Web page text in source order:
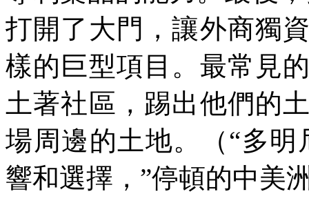
打開了大門，讓外商獨
樣的巨型項目。最常見
土著社區，踢出他們的
場周邊的土地。（“多明
響和選擇，”停頓的中美